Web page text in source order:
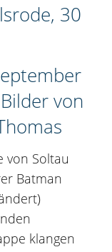
30
von
von Soltau
Batman
klangen